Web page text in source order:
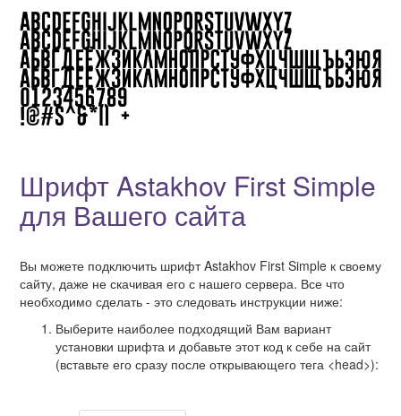
Шрифт Astakhov First Simple
для Вашего сайта
Вы можете подключить шрифт Astakhov First Simple к своему
сайту, даже не скачивая его с нашего сервера. Все что
необходимо сделать - это следовать инструкции ниже:
Выберите наиболее подходящий Вам вариант
установки шрифта и добавьте этот код к себе на сайт
(вставьте его сразу после открывающего тега <head>):